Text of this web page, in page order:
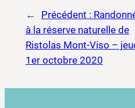
← Précédent :
à la réserve naturelle de
Ristolas Mont-Viso –
1er octobre 2020